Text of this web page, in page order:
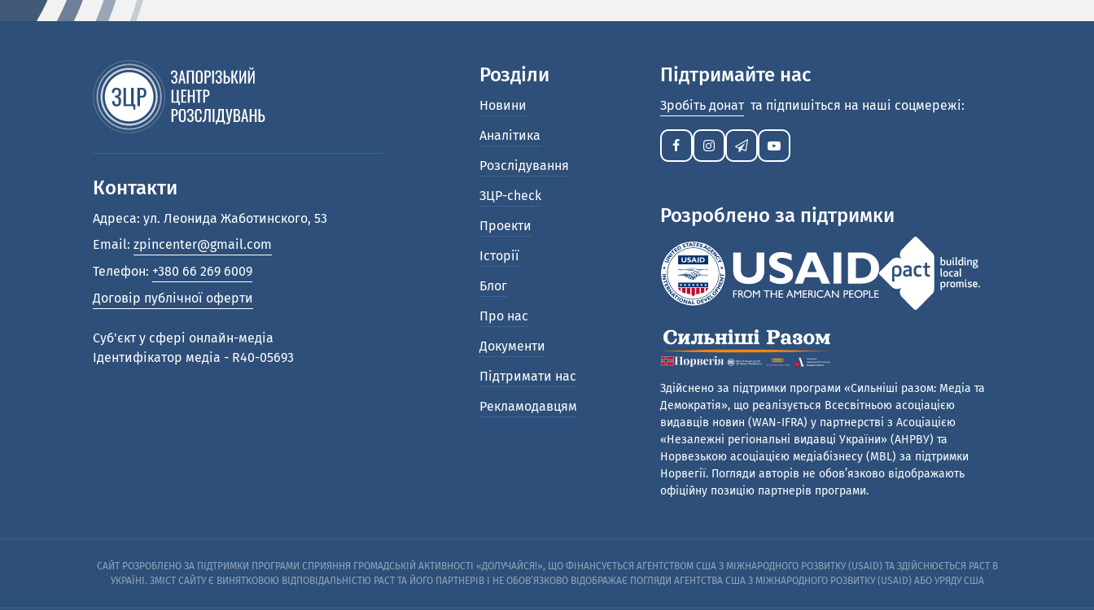
Контакти
Адреса: ул. Леонида Жаботинского, 53
Email: zpincenter@gmail.com
Телефон: +380 66 269 6009
Договір публічної оферти
Cуб'єкт у сфері онлайн-медіа
Ідентифікатор медіа - R40-05693
Розділи
Новини
Аналітика
Розслідування
ЗЦР-check
Проекти
Історії
Блог
Про нас
Документи
Підтримати нас
Рекламодавцям
Підтримайте нас
Зробіть донат та підпишіться на наші соцмережі:
Розроблено за підтримки
Здійснено за підтримки програми «Сильніші разом: Медіа та
Демократія», що реалізується Всесвітньою асоціацією
видавців новин (WAN-IFRA) у партнерстві з Асоціацією
«Незалежні регіональні видавці України» (АНРВУ) та
Норвезькою асоціацією медіабізнесу (MBL) за підтримки
Норвегії. Погляди авторів не обов’язково відображають
офіційну позицію партнерів програми.
САЙТ РОЗРОБЛЕНО ЗА ПІДТРИМКИ ПРОГРАМИ СПРИЯННЯ ГРОМАДСЬКІЙ АКТИВНОСТІ «ДОЛУЧАЙСЯ!», ЩО ФІНАНСУЄТЬСЯ АГЕНТСТВОМ США З МІЖНАРОДНОГО РОЗВИТКУ (USAID) ТА ЗДІЙСНЮЄТЬСЯ PACT В
УКРАЇНІ. ЗМІСТ САЙТУ Є ВИНЯТКОВОЮ ВІДПОВІДАЛЬНІСТЮ PACT ТА ЙОГО ПАРТНЕРІВ I НЕ ОБОВ’ЯЗКОВО ВІДОБРАЖАЄ ПОГЛЯДИ АГЕНТСТВА США З МІЖНАРОДНОГО РОЗВИТКУ (USAID) АБО УРЯДУ США